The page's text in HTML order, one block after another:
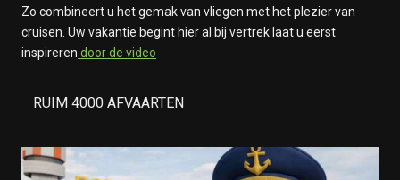
Zo combineert u het gemak van vliegen met het plezier van
cruisen. Uw vakantie begint hier al bij vertrek laat u eerst
inspireren door de video
RUIM 4000 AFVAARTEN